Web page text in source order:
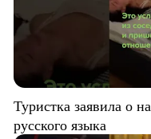
Туристка заявила о
русского языка